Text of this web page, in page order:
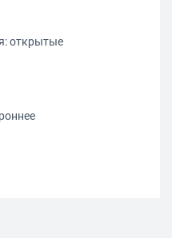
открытые